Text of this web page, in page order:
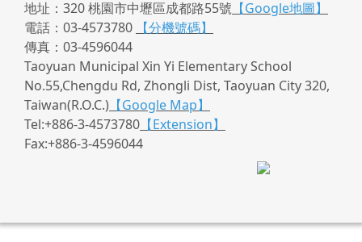
地址：320 桃園市中壢區成都路55號 【Google地圖】
電話：03-4573780
【分機號碼】
傳真：03-4596044
Taoyuan Municipal Xin Yi Elementary School
No.55,Chengdu Rd, Zhongli Dist, Taoyuan City 320,
Taiwan(R.O.C.) 【Google Map】
Tel:+886-3-4573780 【Extension】
Fax:+886-3-4596044